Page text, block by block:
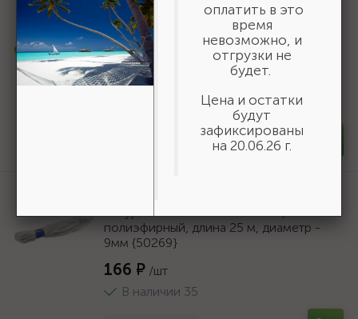
Артикул:06690
STAYER полукорпусной пистолет для
герметика Expert, антикапельная
система, 310 мл, серия Professional
588 ₽ /шт
В наличии 100
шт
Шнур хозяйственный СИБИН,
полиэфирный, длина 25 м, диаметр -
9мм {50269}
166 ₽ /шт
В наличии 35
оплатить в это
время
невозможно, и
отгрузки не
будет.
Цена и остатки
будут
зафиксированы
на 20.06.26 г.